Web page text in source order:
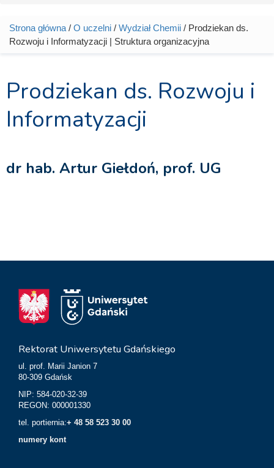
Jesteś tutaj
Strona główna / O uczelni / Wydział Chemii / Prodziekan ds.
Rozwoju i Informatyzacji | Struktura organizacyjna
Prodziekan ds. Rozwoju i
Informatyzacji
dr hab. Artur Giełdoń, prof. UG
Rektorat Uniwersytetu Gdańskiego
ul. prof. Marii Janion 7
80-309 Gdańsk
NIP: 584-020-32-39
REGON: 000001330
tel. portiernia:+ 48 58 523 30 00
numery kont